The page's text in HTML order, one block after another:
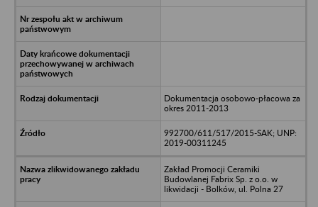
Dokumentacja osobowo-płacowa za
okres 2011-2013
992700/611/517/2015-SAK; UNP:
2019-00311245
Zakład Promocji Ceramiki
Budowlanej Fabrix Sp. z o.o. w
likwidacji - Bolków, ul. Polna 27